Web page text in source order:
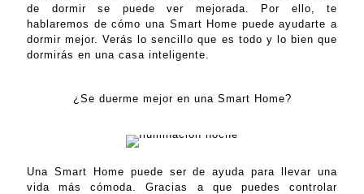
de dormir se puede ver mejorada. Por ello, te
hablaremos de cómo una Smart Home puede ayudarte a
dormir mejor. Verás lo sencillo que es todo y lo bien que
dormirás en una casa inteligente.
¿Se duerme mejor en una Smart Home?
Una Smart Home puede ser de ayuda para llevar una
vida más cómoda. Gracias a que puedes controlar